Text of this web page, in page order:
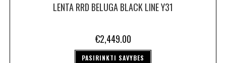
LENTA RRD BELUGA BLACK LINE Y31
€2,449.00
PASIRINKTI SAVYBES